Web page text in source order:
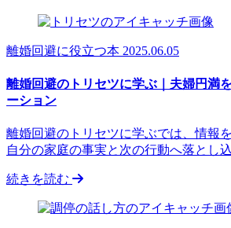
離婚回避に役立つ本 2025.06.05
離婚回避のトリセツに学ぶ｜夫婦円満
ーション
離婚回避のトリセツに学ぶでは、情報
自分の家庭の事実と次の行動へ落とし
続きを読む